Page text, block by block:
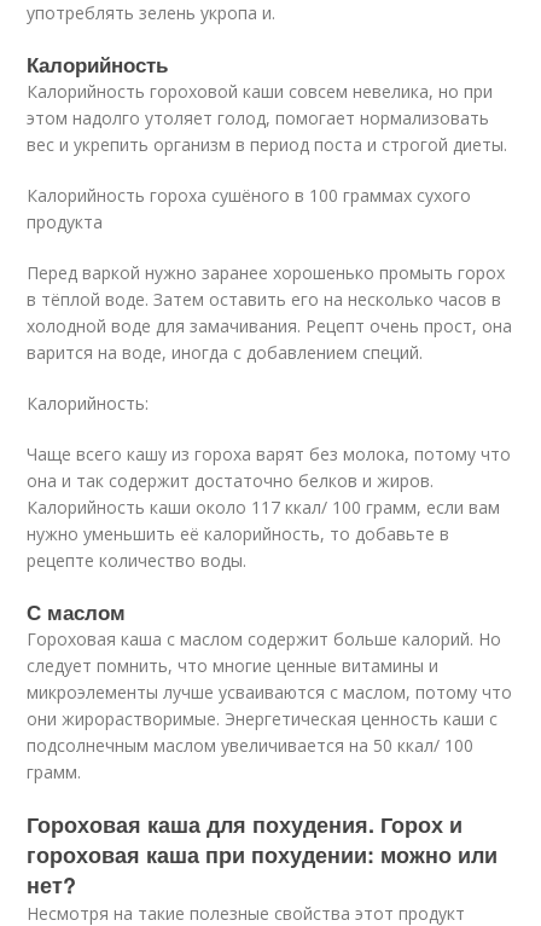
употреблять зелень укропа и.
Калорийность
Калорийность гороховой каши совсем невелика, но при
этом надолго утоляет голод, помогает нормализовать
вес и укрепить организм в период поста и строгой диеты.
Калорийность гороха сушёного в 100 граммах сухого
продукта
Перед варкой нужно заранее хорошенько промыть горох
в тёплой воде. Затем оставить его на несколько часов в
холодной воде для замачивания. Рецепт очень прост, она
варится на воде, иногда с добавлением специй.
Калорийность:
Чаще всего кашу из гороха варят без молока, потому что
она и так содержит достаточно белков и жиров.
Калорийность каши около 117 ккал/ 100 грамм, если вам
нужно уменьшить её калорийность, то добавьте в
рецепте количество воды.
С маслом
Гороховая каша с маслом содержит больше калорий. Но
следует помнить, что многие ценные витамины и
микроэлементы лучше усваиваются с маслом, потому что
они жирорастворимые. Энергетическая ценность каши с
подсолнечным маслом увеличивается на 50 ккал/ 100
грамм.
Гороховая каша для похудения. Горох и
гороховая каша при похудении: можно или
нет?
Несмотря на такие полезные свойства этот продукт